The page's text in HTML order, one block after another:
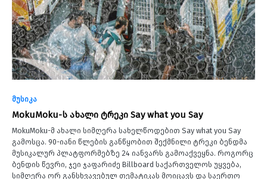
მუსიკა
MokuMoku-ს ახალი ტრეკი Say what you Say
MokuMoku-მ ახალი სიმღერა სახელწოდებით Say what you Say
გამოსცა. 90-იანი წლების განწყობით შექმნილი ტრეკი ბენდმა
მუსიკალურ პლატფორმებზე 24 იანვარს გამოაქვეყნა. როგორც
ბენდის წევრი, ჯეი ჯაფარიძე Billboard საქართველოს უყვება,
სიმღერა ორ განსხვავებულ თემატიკას მოიცავს და საერთო